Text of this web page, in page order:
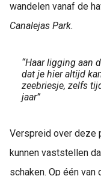
wandelen vanaf de
Canalejas Park.
“Haar ligging aan
dat je hier altijd
zeebriesje, zelfs
jaar”
Verspreid over deze
kunnen vaststellen
schaken. Op één